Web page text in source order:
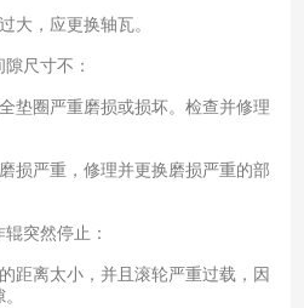
，应更换轴瓦。
尺寸不：
圈严重磨损或损坏。检查并修理
严重，修理并更换磨损严重的部
突然停止：
离太小，并且滚轮严重过载，因